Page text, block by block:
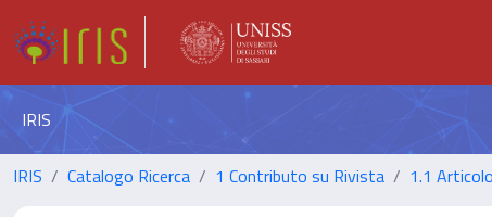
IRIS
IRIS Catalogo Ricerca 1 Contributo su Rivista 1.1